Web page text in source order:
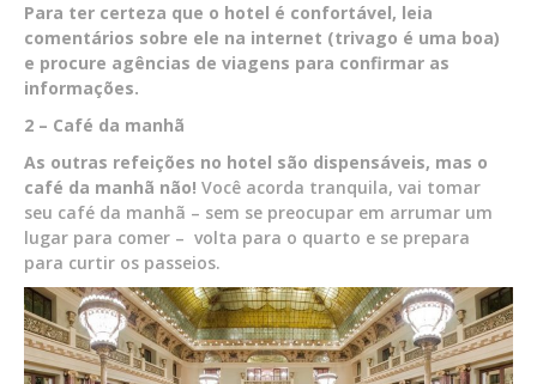
Para ter certeza que o hotel é confortável, leia
comentários sobre ele na internet (trivago é uma boa)
e procure agências de viagens para confirmar as
informações.
2 – Café da manhã
As outras refeições no hotel são dispensáveis, mas o
café da manhã não! Você acorda tranquila, vai tomar
seu café da manhã – sem se preocupar em arrumar um
lugar para comer – volta para o quarto e se prepara
para curtir os passeios.